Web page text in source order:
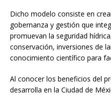
Dicho modelo consiste en
gobernanza y gestión que
promuevan la seguridad
conservación, inversiones de
conocimiento científico para
Al conocer los beneficios del
desarrolla en la Ciudad de